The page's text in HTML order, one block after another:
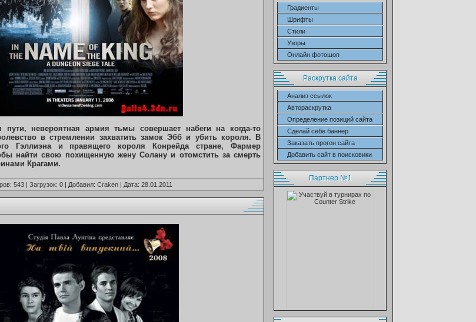
невероятная армия тьмы совершает набеги на когда-то
в стремлении захватить замок Эбб и убить короля. В
Гэллиэна и правящего короля Конрейда стране, Фармер
найти свою похищенную жену Солану и отомстить за смерть
Крагами.
543 | Загрузок: 0 | Добавил: Craken | Дата: 28.01.2011
Градиенты
Шрифты
Стили
Узоры
Онлайн фотошоп
Раскрутка сайта
Анализ ссылок
Автораскрутка
Определение позиций сайта
Сделай себе баннер
Заказать прогон сайта
Добавить сайт в поисковики
Партнер №1